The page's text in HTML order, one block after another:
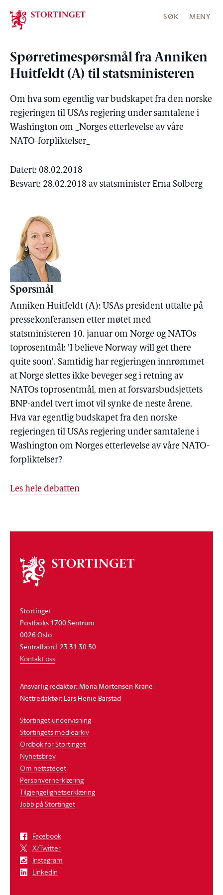
Stortinget.no
SØK MENY
Spørretimespørsmål fra Anniken
Huitfeldt (A) til statsministeren
Om hva som egentlig var budskapet fra den norske
regjeringen til USAs regjering under samtalene i
Washington om _Norges etterlevelse av våre
NATO-forpliktelser_
Datert: 08.02.2018
Besvart: 28.02.2018 av statsminister Erna Solberg
Spørsmål
Anniken Huitfeldt (A): USAs president uttalte på
pressekonferansen etter møtet med
statsministeren 10. januar om Norge og NATOs
toprosentmål: 'I believe Norway will get there
quite soon'. Samtidig har regjeringen innrømmet
at Norge slettes ikke beveger seg i retning av
NATOs toprosentmål, men at forsvarsbudsjettets
BNP-andel tvert imot vil synke de neste årene.
Hva var egentlig budskapet fra den norske
regjeringen til USAs regjering under samtalene i
Washington om Norges etterlevelse av våre NATO-
forpliktelser?
Les hele debatten
Om
stortinget
Stortinget
Postboks 1700 Sentrum
0026 Oslo
Sentralbord: 23 31 30 50
Kontakt oss
Ansvarlig redaktør: Mona Mortensen Krane
Nettredaktør: Lars Henie Barstad
Stortinget undervisning
Stortingets mediearkiv
Ordbok for Stortinget
Nyhetsbrev
Om nettstedet
Personvernerklæring
Tilgjengelighetserklæring
Jobb på Stortinget
Facebook
X/Twitter
Instagram
LinkedIn